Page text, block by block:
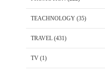
TEACHNOLOGY (35)
TRAVEL (431)
TV (1)